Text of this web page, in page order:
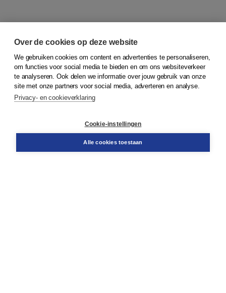
© 2026Koninklijke Boom uitgevers
Bestellen
Over de cookies op deze website
We gebruiken cookies om content en advertenties te personaliseren,
om functies voor social media te bieden en om ons websiteverkeer
te analyseren. Ook delen we informatie over jouw gebruik van onze
site met onze partners voor social media, adverteren en analyse.
Privacy- en cookieverklaring
Cookie-instellingen
Alle cookies toestaan